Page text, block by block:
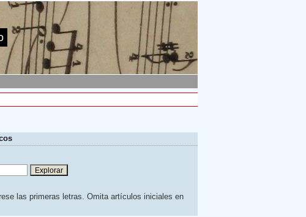
las primeras letras. Omita artículos iniciales en